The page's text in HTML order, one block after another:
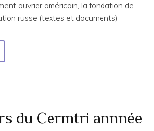
ouvrier américain, la fondation de
russe (textes et documents)
du Cermtri annnée